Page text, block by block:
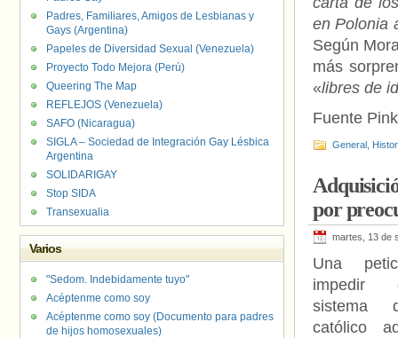
en Polonia
Según
más
«libres de
Fuente
General
por
martes, 13 de
Una
impedir
sistema
católico
Padres, Familiares, Amigos de Lesbianas y
Gays (Argentina)
Papeles de Diversidad Sexual (Venezuela)
Proyecto Todo Mejora (Perú)
Queering The Map
REFLEJOS (Venezuela)
SAFO (Nicaragua)
SIGLA – Sociedad de Integración Gay Lésbica
Argentina
SOLIDARIGAY
Stop SIDA
Transexualia
Varios
"Sedom. Indebidamente tuyo"
Acéptenme como soy
Acéptenme como soy (Documento para padres
de hijos homosexuales)